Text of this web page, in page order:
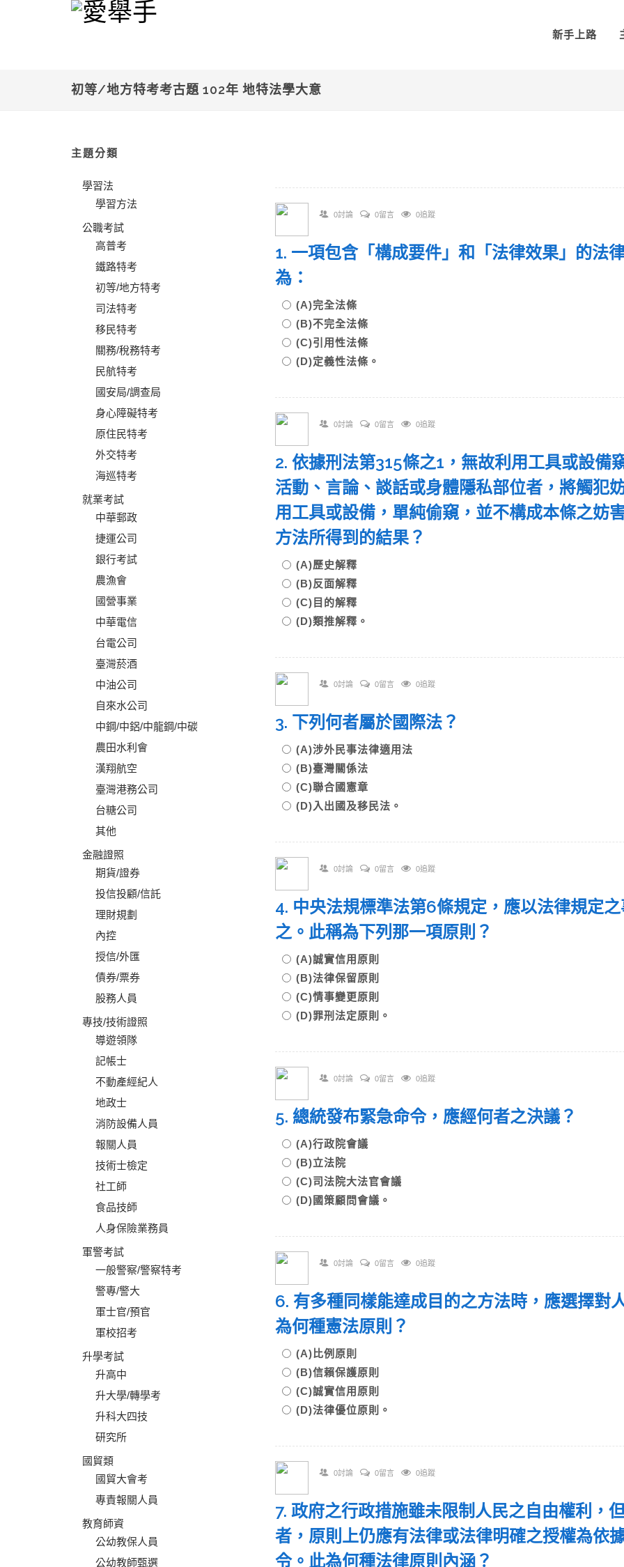
新手上路
初等/地方特考考古題 102年 地特法學大意
主題分類
學習法
學習方法
公職考試
高普考
鐵路特考
初等/地方特考
司法特考
移民特考
關務/稅務特考
民航特考
國安局/調查局
身心障礙特考
原住民特考
外交特考
海巡特考
就業考試
中華郵政
捷運公司
銀行考試
農漁會
國營事業
中華電信
台電公司
臺灣菸酒
中油公司
自來水公司
中鋼/中鋁/中龍鋼/中碳
農田水利會
漢翔航空
臺灣港務公司
台糖公司
其他
金融證照
期貨/證券
投信投顧/信託
理財規劃
內控
授信/外匯
債券/票券
股務人員
專技/技術證照
導遊領隊
記帳士
不動產經紀人
地政士
消防設備人員
報關人員
技術士檢定
社工師
食品技師
人身保險業務員
軍警考試
一般警察/警察特考
警專/警大
軍士官/預官
軍校招考
升學考試
升高中
升大學/轉學考
升科大四技
研究所
國貿類
國貿大會考
專責報關人員
教育師資
公幼教保人員
公幼教師甄選
0討論 0留言 0追蹤
1. 一項包含「構成要件」和「法律效果」的法
為：
(A)完全法條
(B)不完全法條
(C)引用性法條
(D)定義性法條。
0討論 0留言 0追蹤
2. 依據刑法第315條之1，無故利用工具或設備
活動、言論、談話或身體隱私部位者，將觸犯
用工具或設備，單純偷窺，並不構成本條之妨
方法所得到的結果？
(A)歷史解釋
(B)反面解釋
(C)目的解釋
(D)類推解釋。
0討論 0留言 0追蹤
3. 下列何者屬於國際法？
(A)涉外民事法律適用法
(B)臺灣關係法
(C)聯合國憲章
(D)入出國及移民法。
0討論 0留言 0追蹤
4. 中央法規標準法第6條規定，應以法律規定
之。此稱為下列那一項原則？
(A)誠實信用原則
(B)法律保留原則
(C)情事變更原則
(D)罪刑法定原則。
0討論 0留言 0追蹤
5. 總統發布緊急命令，應經何者之決議？
(A)行政院會議
(B)立法院
(C)司法院大法官會議
(D)國策顧問會議。
0討論 0留言 0追蹤
6. 有多種同樣能達成目的之方法時，應選擇對
為何種憲法原則？
(A)比例原則
(B)信賴保護原則
(C)誠實信用原則
(D)法律優位原則。
0討論 0留言 0追蹤
7. 政府之行政措施雖未限制人民之自由權利，
者，原則上仍應有法律或法律明確之授權為依
令。此為何種法律原則內涵？